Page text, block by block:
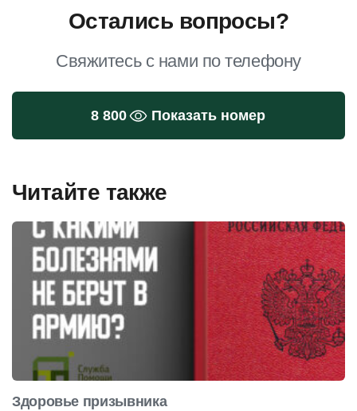
Остались вопросы?
Свяжитесь с нами по телефону
8 800 Показать номер
Читайте также
Здоровье призывника